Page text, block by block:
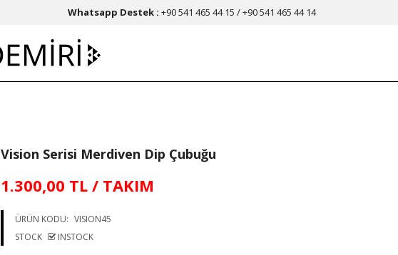
Whatsapp Destek : +90 541 465 44 15 / +90 541 465 44 14
Vision Serisi Merdiven Dip Çubuğu
1.300,00 TL / TAKIM
ÜRÜN KODU: VISION45
STOCK
INSTOCK